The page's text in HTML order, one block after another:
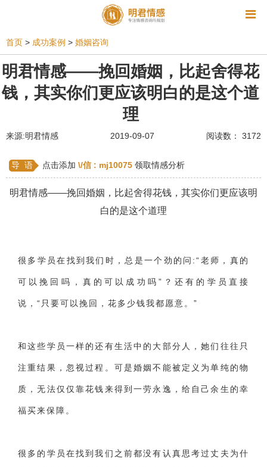
相亲 同性恋 恋爱技巧 挽回爱情
挽救婚姻 爱情相关 星座情感 离婚 心情
怀孕
感情挽回 双鱼座男生 情感测试 婆媳关系
水瓶座男生 摩羯座男生 射手座男生
天蝎座男生 天秤座男生 处女座男生
狮子座男生 爱情歌曲
不和 金牛座男生 白羊座男生 吵架
财产分割 外遇 分手 第三者 心态
十二生肖 分手复合 梦见 抽签算命
异地恋 明星 气质 美妆 情感挽回
化妆 挽留前任
经营婚姻 婚姻修复 孕早期 感情挽回
首页 > 成功案例 > 婚姻咨询
明君情感——挽回婚姻，比起舍得花
钱，其实你们更应该明白的是这个道
理
来源:明君情感 2019-09-07 阅读数： 3172
导 语 点击添加 \/信 : mj10075 领取情感分析
明君情感——挽回婚姻，比起舍得花钱，其实你们更应该明
白的是这个道理
很多学员在找到我们时，总是一个劲的问:“老师，真的
可以挽回吗，真的可以成功吗”？还有的学员直接
说，“只要可以挽回，花多少钱我都愿意。”
和这些学员一样的还有生活中的大部分人，她们往往只
注重结果，忽视过程。可是婚姻不能被定义为单纯的物
质，无法仅仅靠花钱来得到一劳永逸，给自己余生的幸
福买来保障。
很多的学员在找到我们之前都没有认真思考过丈夫为什